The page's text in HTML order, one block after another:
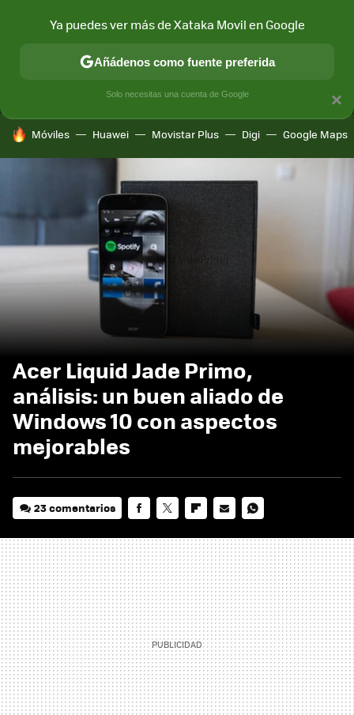
MÓVIL Y SOCIEDAD APLICACIONES
HOY SE HABLA DE
Móviles Huawei Movistar Plus Digi Google Maps
Acer Liquid Jade Primo,
análisis: un buen aliado de
Windows 10 con aspectos
mejorables
23 comentarios
MAIL
×
Ya puedes ver más de Xataka Movil en Google
Añádenos como fuente preferida
Solo necesitas una cuenta de Google